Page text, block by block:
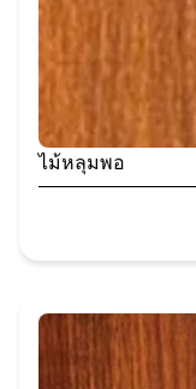
ไม้หลุมพอ